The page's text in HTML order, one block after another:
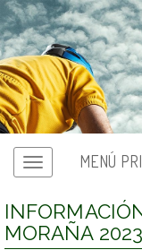
MENÚ
MORAÑA 2023